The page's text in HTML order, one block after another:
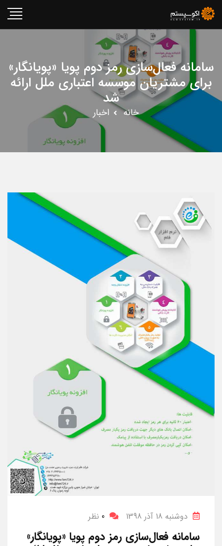
سامانه فعال‌سازی رمز دوم پویا «پویانگار»
برای مشتریان موسسه اعتباری ملل ارائه
شد
خانه اخبار
دوشنبه 18 آذر 1398 0 نظر
سامانه فعال‌سازی رمز دوم پویا «پویانگار»